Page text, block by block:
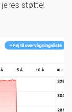
jeres støtte!